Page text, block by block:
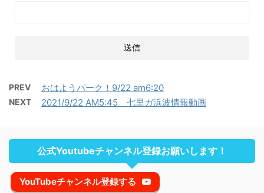
PREV おはようパーク！9/22 am6:20
NEXT 2021/9/22 AM5:45 七里ガ浜波情報動画
公式Youtubeチャンネル登録お願いします！
YouTubeチャンネル登録する